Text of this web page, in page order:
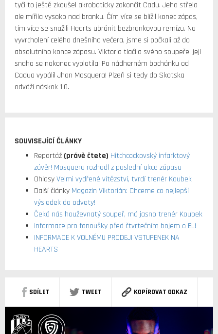
tyči to ještě zkoušel akrobaticky zakončit Cadu. Jeho střela
ale mířila vysoko nad branku. Čím více se blížil konec zápas,
tím více se snažili Hearts ubránit bezbrankovou remízu. Na
vyvrcholení celého dnešního večera, jsme si počkali až do
absolutního konce zápasu. Viktoria tlačila svého soupeře, její
snaha se nakonec vyplatila! Po nádherném bochánku od
Cadua vypálil Jhon Mosquera! Plzeň si tedy do Skotska
odváží náskok 1:0.
SOUVISEJÍCÍ ČLÁNKY
Reportáž (právě čtete) Hitchcockovský infarktový
závěr! Mosquera rozhodl z poslední akce zápasu
OhlasyVelmi vydřené vítězství, tvrdí trenér Koubek
Další články Magazín Viktorián: Chceme co nejlepší
výsledek do odvety!
Čeká nás houževnatý soupeř, má jasno trenér Koubek
Informace pro fanoušky před čtvrtečním bojem o EL!
INFORMACE K VOLNÉMU PRODEJI VSTUPENEK NA
HEARTS
SDÍLET TWEET KOPÍROVAT ODKAZ